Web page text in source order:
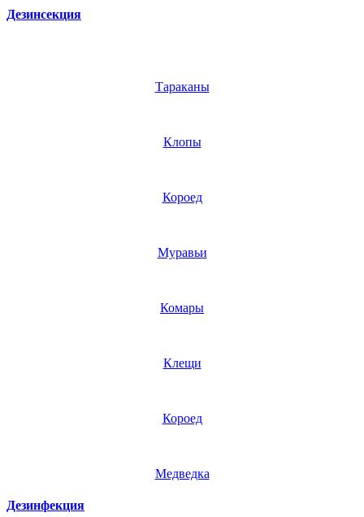
Дезинсекция
Тараканы
Клопы
Короед
Муравьи
Комары
Клещи
Короед
Медведка
Дезинфекция